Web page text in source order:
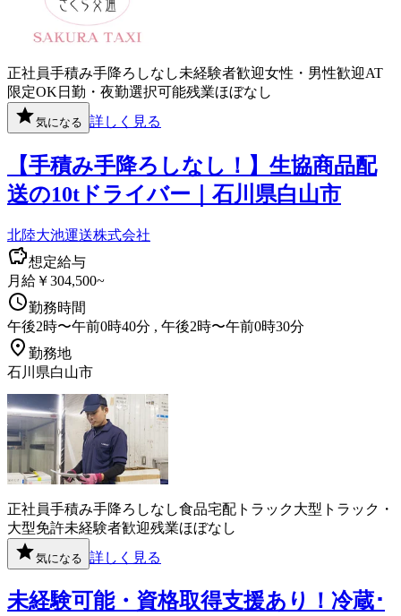
正社員手積み手降ろしなし未経験者歓迎女性・男性歓迎AT
限定OK 日勤・夜勤選択可能残業ほぼなし
気になる 詳しく見る
【手積み手降ろしなし！】生協商品配
送の10tドライバー｜石川県白山市
北陸大池運送株式会社
想定給与
月給￥304,500~
勤務時間
午後2時〜午前0時40分 , 午後2時〜午前0時30分
勤務地
石川県白山市
正社員手積み手降ろしなし食品宅配 トラック大型トラック・
大型免許未経験者歓迎残業ほぼなし
気になる 詳しく見る
未経験可能・資格取得支援あり！冷蔵･